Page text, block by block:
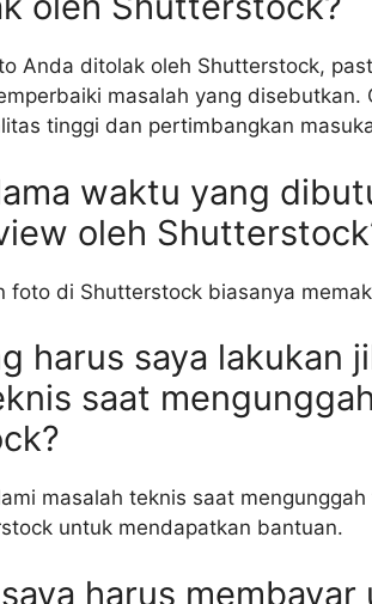
Anda ditolak oleh Shutterstock,
masalah yang
tinggi dan pertimbangkan
waktu yang
oleh
foto di Shutterstock biasanya
harus saya lakukan
saat
masalah teknis saat
untuk mendapatkan bantuan.
harus